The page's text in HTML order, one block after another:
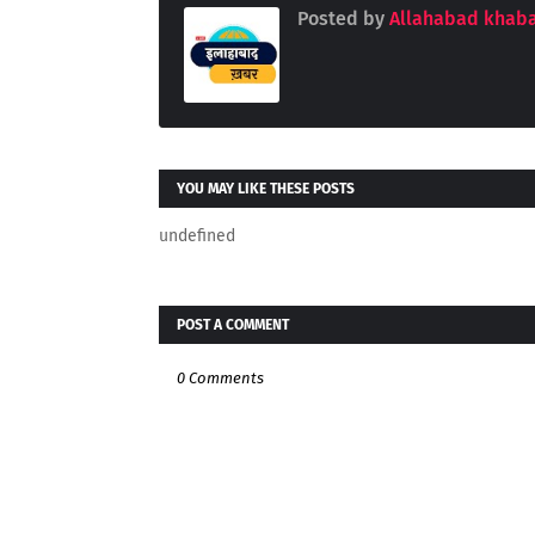
Posted by Allahabad
YOU MAY LIKE THESE POSTS
undefined
POST A COMMENT
0 Comments